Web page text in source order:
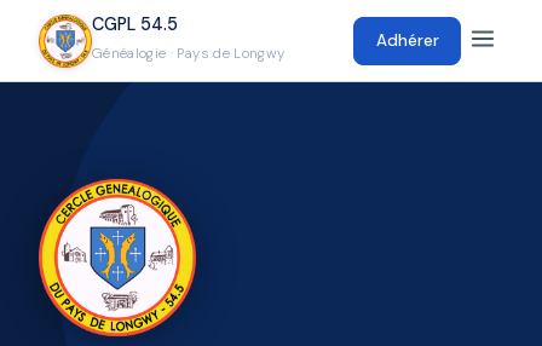
CGPL 54.5
Généalogie · Pays de Longwy
Adhérer